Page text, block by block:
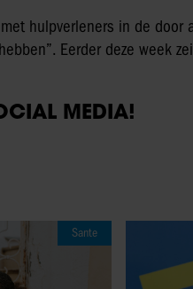
hulpverleners in de door
Eerder deze week
MEDIA!
Sante